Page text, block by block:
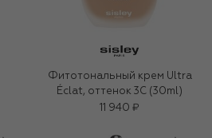
Фитотональный крем Ultra
Éclat, оттенок 3C (30ml)
11 940 ₽